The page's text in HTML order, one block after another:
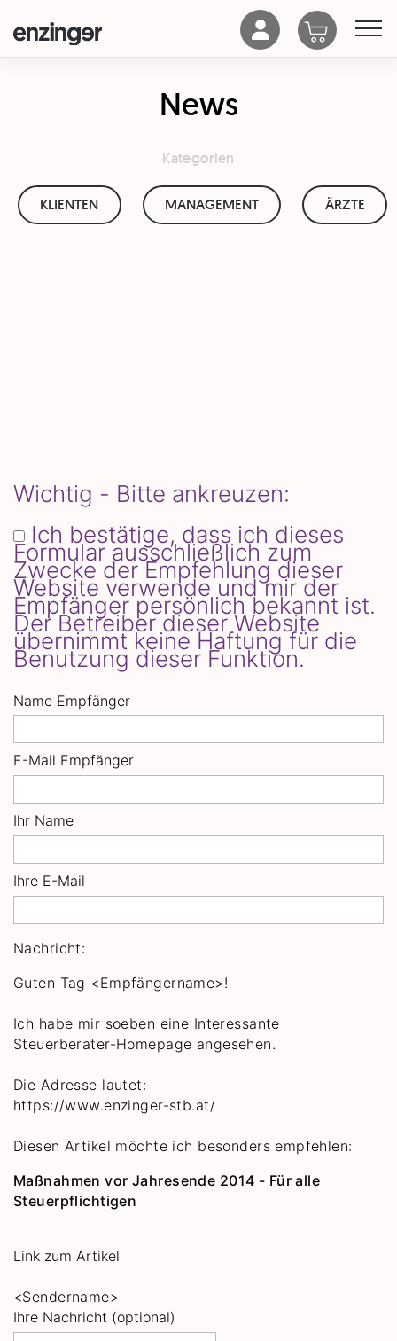
News
Kategorien
KLIENTEN MANAGEMENT ÄRZTE
Wichtig - Bitte ankreuzen:
Ich bestätige, dass ich dieses
Formular ausschließlich zum
Zwecke der Empfehlung dieser
Website verwende und mir der
Empfänger persönlich bekannt ist.
Der Betreiber dieser Website
übernimmt keine Haftung für die
Benutzung dieser Funktion.
Name Empfänger
E-Mail Empfänger
Ihr Name
Ihre E-Mail
Nachricht:
Guten Tag <Empfängername>!
Ich habe mir soeben eine Interessante
Steuerberater-Homepage angesehen.
Die Adresse lautet:
https://www.enzinger-stb.at/
Diesen Artikel möchte ich besonders empfehlen:
Maßnahmen vor Jahresende 2014 - Für alle
Steuerpflichtigen
Link zum Artikel
<Sendername>
Ihre Nachricht (optional)